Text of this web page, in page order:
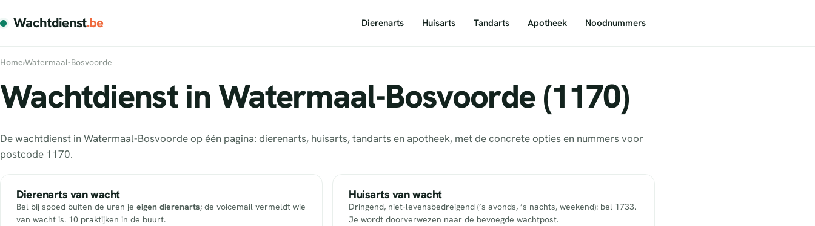
Wachtdienst.be Dierenarts Huisarts Tandarts Apotheek Noodnummers
Home›Watermaal-Bosvoorde
Wachtdienst in Watermaal-Bosvoorde (1170)
De wachtdienst in Watermaal-Bosvoorde op één pagina: dierenarts, huisarts, tandarts en apotheek, met de concrete opties en nummers voor
postcode 1170.
Dierenarts van wacht
Bel bij spoed buiten de uren je eigen dierenarts; de voicemail vermeldt wie
van wacht is. 10 praktijken in de buurt.
Huisarts van wacht
Dringend, niet-levensbedreigend (’s avonds, ’s nachts, weekend): bel 1733.
Je wordt doorverwezen naar de bevoegde wachtpost.